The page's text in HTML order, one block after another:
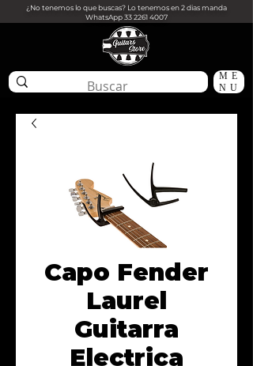
¿No tenemos lo que buscas? Lo tenemos en 2 dias manda
WhatsApp33 2261 4007
ME
NU
Capo Fender
Laurel
Guitarra
Electrica